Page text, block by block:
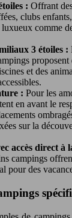
: Offrant
clubs
luxueux comme
3 étoiles :
et des
: Pour les
en avant le
sur la
accès direct à
campings
pour des